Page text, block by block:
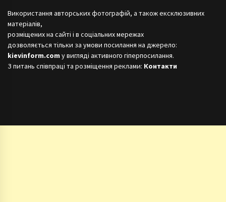
Використання авторських фотографій, а також ексклюзивних
матеріалів,
розміщених на сайті і в соціальних мережах
дозволяється тільки за умови посилання на джерело:
kievinform.com у вигляді активного гіперпосилання.
З питань співпраці та розміщення реклами: Контакти